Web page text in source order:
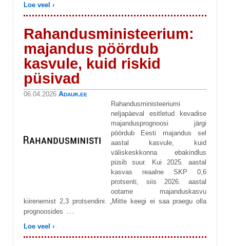
Loe veel ›
Rahandusministeerium:
majandus pöördub
kasvule, kuid riskid
püsivad
06.04.2026 Adaur.ee
Rahandusministeeriumi
neljapäeval esitletud kevadise
majandusprognoosi järgi
pöördub Eesti majandus sel
aastal kasvule, kuid
väliskeskkonna ebakindlus
püsib suur. Kui 2025. aastal
kasvas reaalne SKP 0,6
protsenti, siis 2026. aastal
ootame majanduskasvu
kiirenemist 2,3 protsendini. „Mitte keegi ei saa praegu olla
prognoosides …
Loe veel ›